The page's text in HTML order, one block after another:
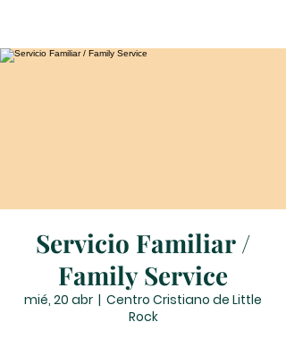
Servicio Familiar /
Family Service
mié, 20 abr
  |
Centro Cristiano de Little
Rock